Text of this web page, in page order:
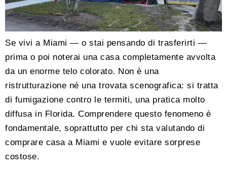
Se vivi a Miami — o stai pensando di trasferirti —
prima o poi noterai una casa completamente avvolta
da un enorme telo colorato. Non è una
ristrutturazione né una trovata scenografica: si tratta
di fumigazione contro le termiti, una pratica molto
diffusa in Florida. Comprendere questo fenomeno è
fondamentale, soprattutto per chi sta valutando di
comprare casa a Miami e vuole evitare sorprese
costose.